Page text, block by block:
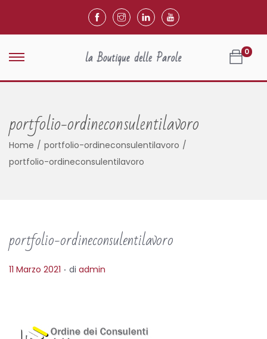
0
portfolio-ordineconsulentilavoro
Home / portfolio-ordineconsulentilavoro /
portfolio-ordineconsulentilavoro
portfolio-ordineconsulentilavoro
P
11 Marzo 2021 . di admin